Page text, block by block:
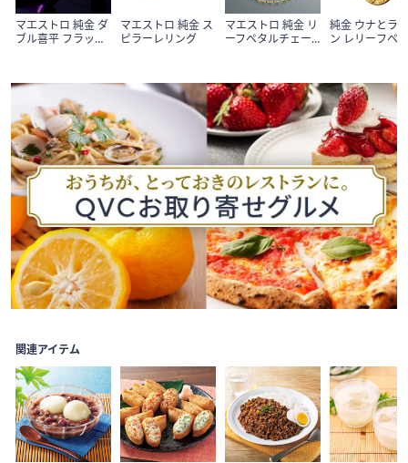
マエストロ 純金 ダ
ブル喜平 フラット
マエストロ 純金 ス
ピラーレリング
マエストロ 純金 リ
ーフペタルチェー
純金 ウナとラ
ン レリーフペ
1
of
1
関連アイテム